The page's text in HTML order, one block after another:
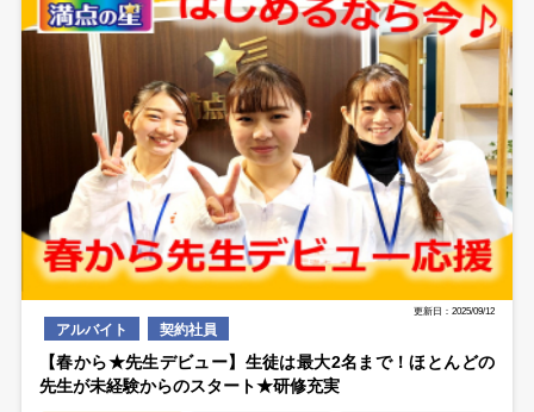
更新日：2025/09/12
アルバイト 契約社員
【春から★先生デビュー】生徒は最大2名まで！ほとんどの
先生が未経験からのスタート★研修充実